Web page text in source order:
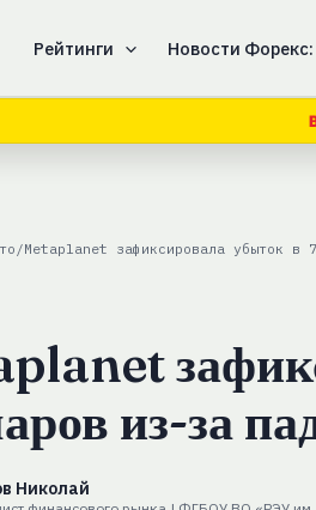
Рейтинги Новости
/Metaplanet зафиксировала убыток в
из-за
Николай